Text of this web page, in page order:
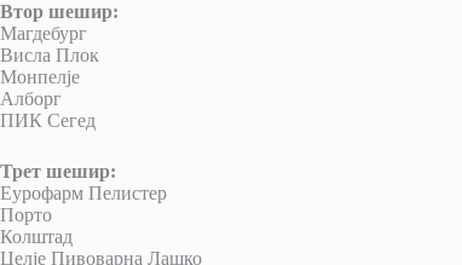
Втор шешир:
Магдебург
Висла Плок
Монпелје
Алборг
ПИК Сегед
Трет шешир:
Еурофарм Пелистер
Порто
Колштад
Целје Пивоварна Лашко